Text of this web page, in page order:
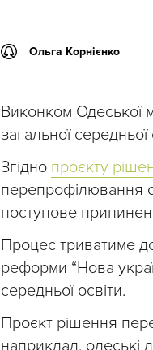
Ольга Корнієнко
Виконком Одеської
загальної
Згідно проєкту
перепрофілювання
поступове
Процес триватиме
реформи “Нова
середньої освіти.
Проєкт рішення
наприклад, одеські